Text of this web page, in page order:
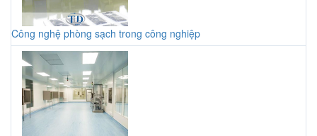
Công nghệ phòng sạch trong công nghiệp